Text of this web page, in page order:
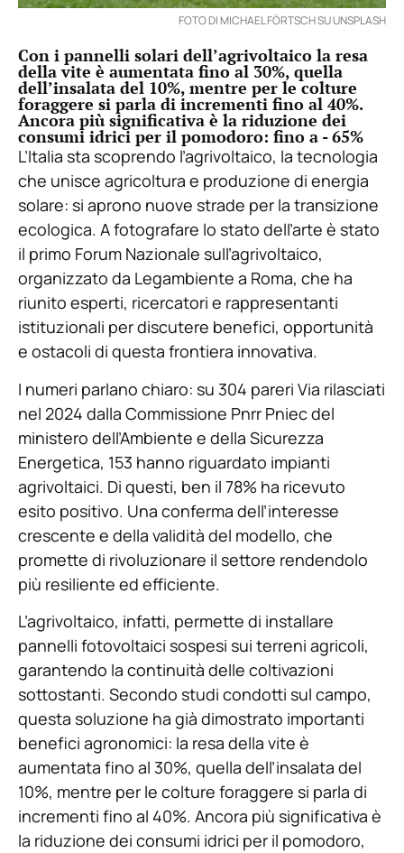
FOTO DI MICHAEL FÖRTSCH SU UNSPLASH
Con i pannelli solari dell’agrivoltaico la resa
della vite è aumentata fino al 30%, quella
dell’insalata del 10%, mentre per le colture
foraggere si parla di incrementi fino al 40%.
Ancora più significativa è la riduzione dei
consumi idrici per il pomodoro: fino a - 65%
L’Italia sta scoprendo l’agrivoltaico, la tecnologia
che unisce agricoltura e produzione di energia
solare: si aprono nuove strade per la transizione
ecologica. A fotografare lo stato dell’arte è stato
il primo Forum Nazionale sull’agrivoltaico,
organizzato da Legambiente a Roma, che ha
riunito esperti, ricercatori e rappresentanti
istituzionali per discutere benefici, opportunità
e ostacoli di questa frontiera innovativa.
I numeri parlano chiaro: su 304 pareri Via rilasciati
nel 2024 dalla Commissione Pnrr Pniec del
ministero dell’Ambiente e della Sicurezza
Energetica, 153 hanno riguardato impianti
agrivoltaici. Di questi, ben il 78% ha ricevuto
esito positivo. Una conferma dell’interesse
crescente e della validità del modello, che
promette di rivoluzionare il settore rendendolo
più resiliente ed efficiente.
L’agrivoltaico, infatti, permette di installare
pannelli fotovoltaici sospesi sui terreni agricoli,
garantendo la continuità delle coltivazioni
sottostanti. Secondo studi condotti sul campo,
questa soluzione ha già dimostrato importanti
benefici agronomici: la resa della vite è
aumentata fino al 30%, quella dell’insalata del
10%, mentre per le colture foraggere si parla di
incrementi fino al 40%. Ancora più significativa è
la riduzione dei consumi idrici per il pomodoro,